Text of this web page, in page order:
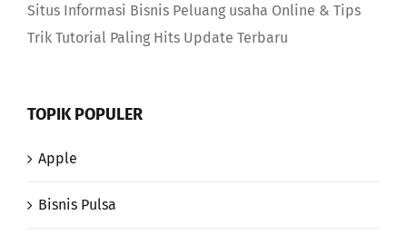
Situs Informasi Bisnis Peluang usaha Online & Tips
Trik Tutorial Paling Hits Update Terbaru
TOPIK POPULER
Apple
Bisnis Pulsa